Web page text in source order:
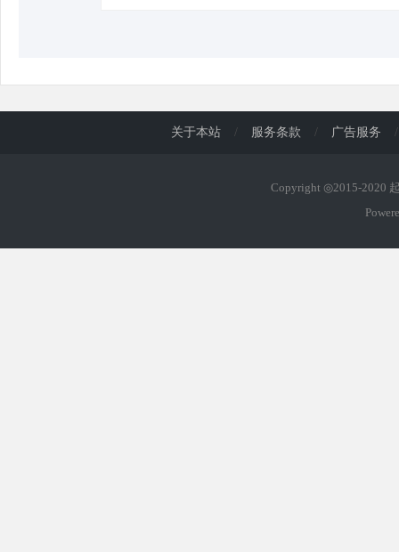
关于本站 / 服务条款 / 广告服务 /
Copyright ◎2015-2020